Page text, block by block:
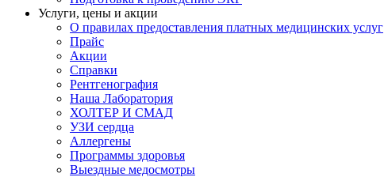
Услуги, цены и акции
О правилах предоставления платных медицинских услуг
Прайс
Акции
Справки
Рентгенография
Наша Лаборатория
ХОЛТЕР И СМАД
УЗИ сердца
Аллергены
Программы здоровья
Выездные медосмотры